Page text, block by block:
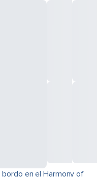
bordo en el Harmony of